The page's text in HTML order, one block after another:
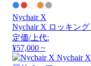
Nychair X
Nychair X ロッキン
定価/上代:
¥57,000 ~